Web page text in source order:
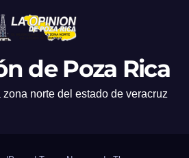
de Poza Rica
norte del estado de veracruz